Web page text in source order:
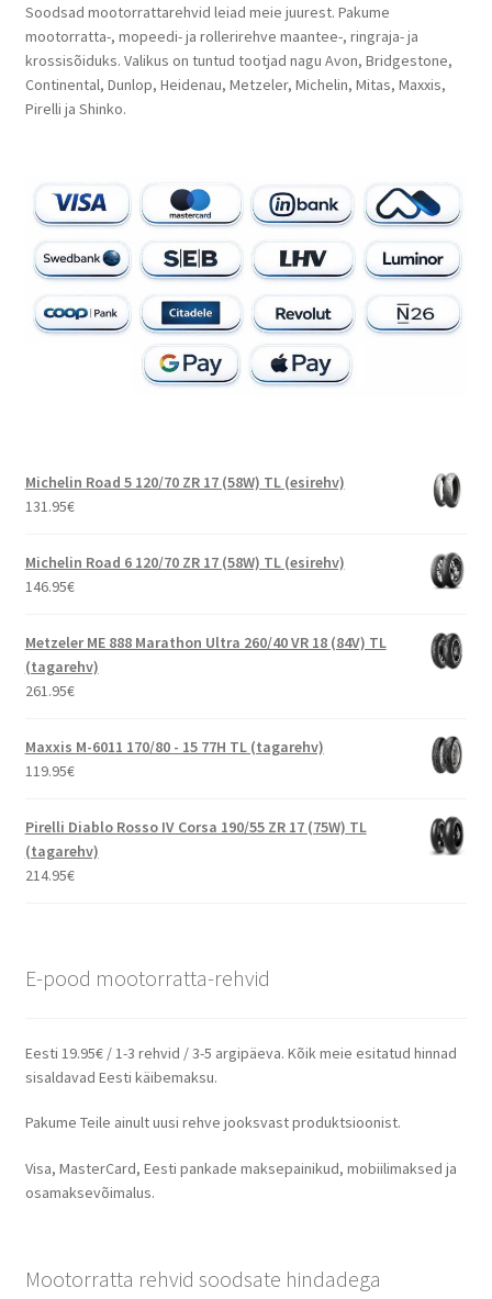
Soodsad mootorrattarehvid leiad meie juurest. Pakume
mootorratta-, mopeedi- ja rollerirehve maantee-, ringraja- ja
krossisõiduks. Valikus on tuntud tootjad nagu Avon, Bridgestone,
Continental, Dunlop, Heidenau, Metzeler, Michelin, Mitas, Maxxis,
Pirelli ja Shinko.
Michelin Road 5 120/70 ZR 17 (58W) TL (esirehv)
131.95€
Michelin Road 6 120/70 ZR 17 (58W) TL (esirehv)
146.95€
Metzeler ME 888 Marathon Ultra 260/40 VR 18 (84V) TL
(tagarehv)
261.95€
Maxxis M-6011 170/80 - 15 77H TL (tagarehv)
119.95€
Pirelli Diablo Rosso IV Corsa 190/55 ZR 17 (75W) TL
(tagarehv)
214.95€
E-pood mootorratta-rehvid
Eesti 19.95€ / 1-3 rehvid / 3-5 argipäeva. Kõik meie esitatud hinnad
sisaldavad Eesti käibemaksu.
Pakume Teile ainult uusi rehve jooksvast produktsioonist.
Visa, MasterCard, Eesti pankade maksepainikud, mobiilimaksed ja
osamaksevõimalus.
Mootorratta rehvid soodsate hindadega